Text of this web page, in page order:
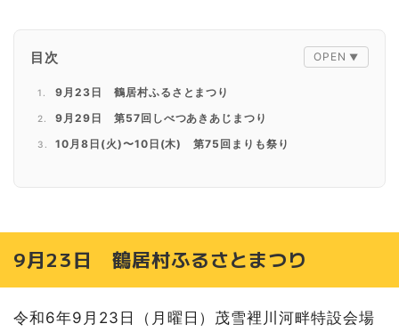
目次
9月23日 鶴居村ふるさとまつり
9月29日 第57回しべつあきあじまつり
10月8日(火)〜10日(木) 第75回まりも祭り
8月10日(土) 第61回春採湖水まつり
8月16日(金) 第64回釧新花火大会
9月23日 鶴居村ふるさとまつり
令和6年9月23日（月曜日）茂雪裡川河畔特設会場